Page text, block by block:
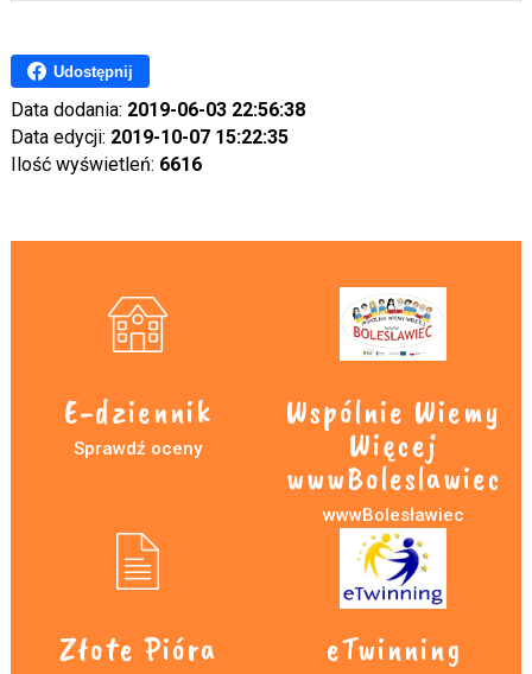
Udostępnij
Data dodania: 2019-06-03 22:56:38
Data edycji: 2019-10-07 15:22:35
Ilość wyświetleń: 6616
E-dziennik
Sprawdź oceny
Wspólnie Wiemy
Więcej
wwwBoleslawiec
wwwBolesławiec
Złote Pióra eTwinning